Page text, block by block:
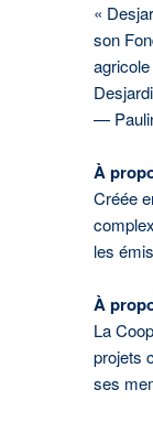
«
son
—
À
Créée
les
À
La
projets
ses